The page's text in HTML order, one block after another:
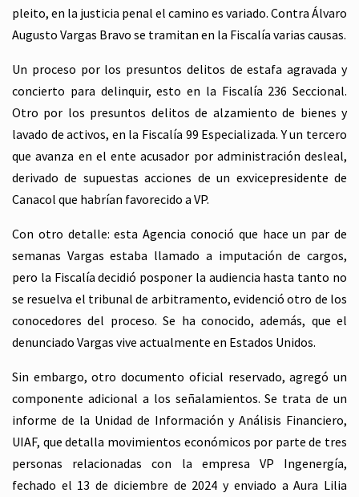
pleito, en la justicia penal el camino es variado. Contra Álvaro
Augusto Vargas Bravo se tramitan en la Fiscalía varias causas.
Un proceso por los presuntos delitos de estafa agravada y
concierto para delinquir, esto en la Fiscalía 236 Seccional.
Otro por los presuntos delitos de alzamiento de bienes y
lavado de activos, en la Fiscalía 99 Especializada. Y un tercero
que avanza en el ente acusador por administración desleal,
derivado de supuestas acciones de un exvicepresidente de
Canacol que habrían favorecido a VP.
Con otro detalle: esta Agencia conoció que hace un par de
semanas Vargas estaba llamado a imputación de cargos,
pero la Fiscalía decidió posponer la audiencia hasta tanto no
se resuelva el tribunal de arbitramento, evidenció otro de los
conocedores del proceso. Se ha conocido, además, que el
denunciado Vargas vive actualmente en Estados Unidos.
Sin embargo, otro documento oficial reservado, agregó un
componente adicional a los señalamientos. Se trata de un
informe de la Unidad de Información y Análisis Financiero,
UIAF, que detalla movimientos económicos por parte de tres
personas relacionadas con la empresa VP Ingenergía,
fechado el 13 de diciembre de 2024 y enviado a Aura Lilia